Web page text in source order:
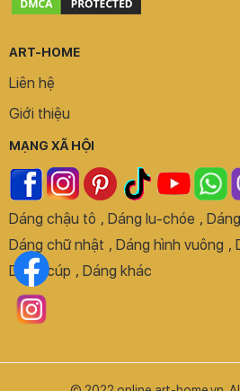
ART-HOME
Liên hệ
Giới thiệu
MẠNG XÃ HỘI
Dáng chậu tô , Dáng lu-chóe ,
Dáng chữ nhật , Dáng hình vuông ,
Dáng cúp , Dáng khác